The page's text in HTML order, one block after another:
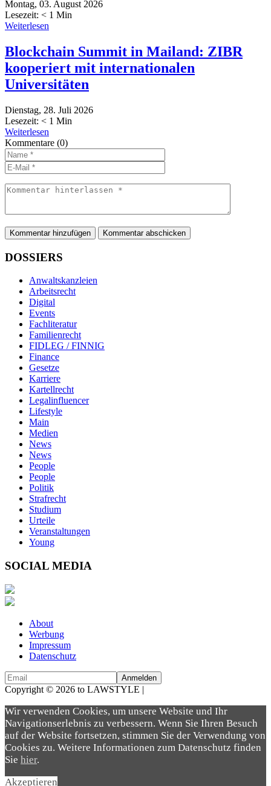
Montag, 03. August 2026
Lesezeit: < 1 Min
Weiterlesen
Blockchain Summit in Mailand: ZIBR
kooperiert mit internationalen
Universitäten
Dienstag, 28. Juli 2026
Lesezeit: < 1 Min
Weiterlesen
Kommentare (0)
Kommentar hinzufügen
DOSSIERS
Anwaltskanzleien
Arbeitsrecht
Digital
Events
Fachliteratur
Familienrecht
FIDLEG / FINNIG
Finance
Gesetze
Karriere
Kartellrecht
Legalinfluencer
Lifestyle
Main
Medien
News
News
People
People
Politik
Strafrecht
Studium
Urteile
Veranstaltungen
Young
SOCIAL MEDIA
About
Werbung
Impressum
Datenschutz
Copyright © 2026 to LAWSTYLE |
Wir verwenden Cookies, um unsere Website und Ihr
Navigationserlebnis zu verbessern. Wenn Sie Ihren Besuch
auf der Website fortsetzen, stimmen Sie der Verwendung von
Cookies zu. Weitere Informationen zum Datenschutz finden
Sie hier.
Akzeptieren